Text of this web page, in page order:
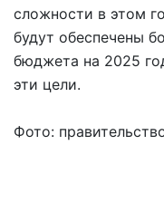
сложности в этом
будут обеспечены
бюджета на 2025
эти цели.
Фото: